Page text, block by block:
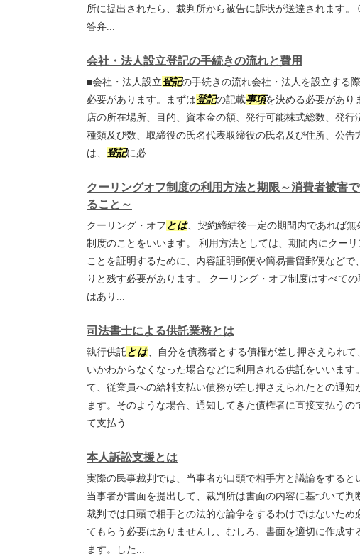
所に提出されたら、裁判所から被告に訴状が送達されます。
答弁...
会社・法人設立登記の手続きの流れと費用
■会社・法人設立登記の手続きの流れ会社・法人を設立する際
必要があります。まずは登記の記載事項を決める必要があり
店の所在場所、目的、資本金の額、発行可能株式総数、発行
種類及び数、取締役の氏名代表取締役の氏名及び住所、公告
は、 登記に必...
クーリングオフ制度の利用方法と期限～消費者被害
ること～
クーリング・オフとは、契約締結後一定の期間内であれば無
制度のことをいいます。 利用方法としては、期間内にクー
ことを証明するために、内容証明郵便や簡易書留郵便などで
りと残す必要があります。 クーリング・オフ制度はすべて
はあり...
司法書士による供託業務とは
執行供託とは、自分を債務者とする債権が差し押さえられ
いかわからなくなった場合などに利用される供託をいいます
て、従業員への給料支払い債務が差し押さえられたとの通知
ます。そのような場合、通知してきた債権者に直接支払うの
て支払う...
本人訴訟支援とは
実際の民事裁判では、当事者が口頭で相手方と議論をすると
当事者が書面を提出して、裁判所は書面の内容に基づいて判
裁判では口頭で相手との法的な論争をするわけではないため
てもらう必要はありませんし、むしろ、書面を適切に作成す
ます。した...